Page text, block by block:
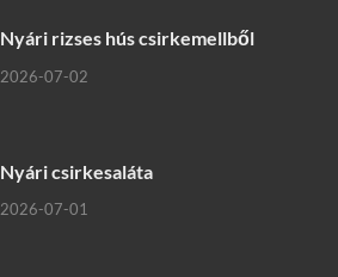
Nyári rizses hús csirkemellből
2026-07-02
Nyári csirkesaláta
2026-07-01